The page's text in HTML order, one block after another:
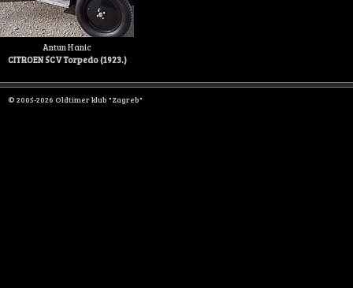
Antun Hanic
CITROEN 5CV Torpedo (1923.)
© 2005-2026 Oldtimer klub "Zagreb"